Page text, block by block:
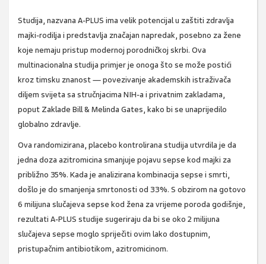
Studija, nazvana A-PLUS ima velik potencijal u zaštiti zdravlja
majki-rodilja i predstavlja značajan napredak, posebno za žene
koje nemaju pristup modernoj porodničkoj skrbi. Ova
multinacionalna studija primjer je onoga što se može postići
kroz timsku znanost — povezivanje akademskih istraživača
diljem svijeta sa stručnjacima NIH-a i privatnim zakladama,
poput Zaklade Bill & Melinda Gates, kako bi se unaprijedilo
globalno zdravlje.
Ova randomizirana, placebo kontrolirana studija utvrdila je da
jedna doza azitromicina smanjuje pojavu sepse kod majki za
približno 35%. Kada je analizirana kombinacija sepse i smrti,
došlo je do smanjenja smrtonosti od 33%. S obzirom na gotovo
6 milijuna slučajeva sepse kod žena za vrijeme poroda godišnje,
rezultati A-PLUS studije sugeriraju da bi se oko 2 milijuna
slučajeva sepse moglo spriječiti ovim lako dostupnim,
pristupačnim antibiotikom, azitromicinom.